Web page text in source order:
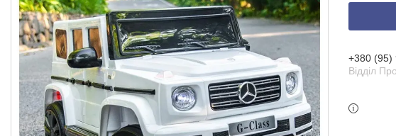
+380 (95)
Відділ
товару немає). 01033 індекс, Київ, Україна